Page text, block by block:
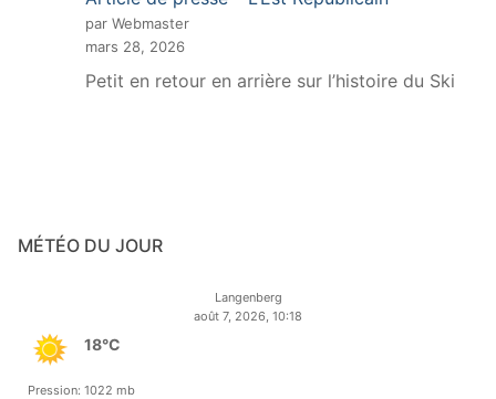
par Webmaster
mars 28, 2026
Petit en retour en arrière sur l’histoire du Ski
MÉTÉO DU JOUR
Langenberg
août 7, 2026, 10:18
18°C
Pression: 1022 mb